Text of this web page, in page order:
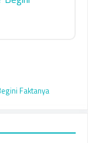
Faktanya